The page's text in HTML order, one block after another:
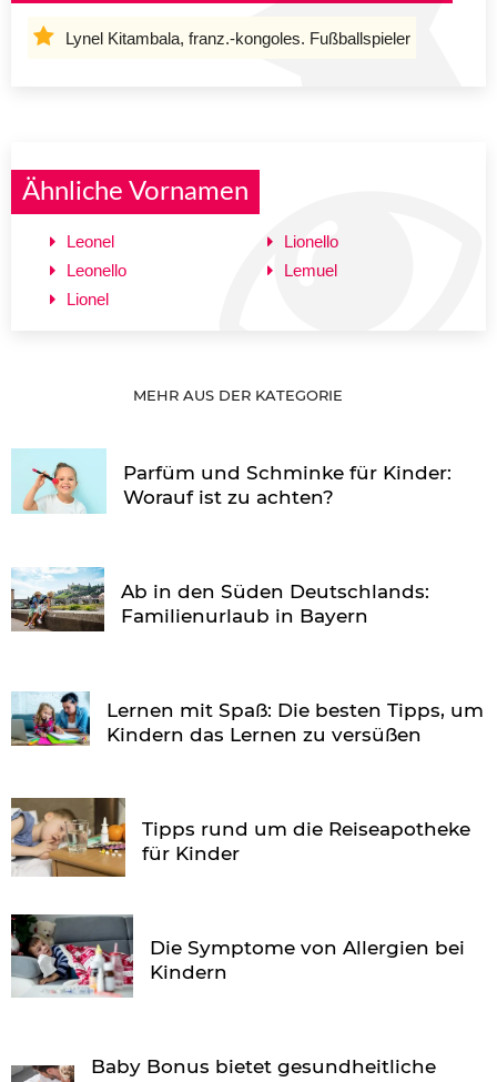
Lynel Kitambala, franz.-kongoles. Fußballspieler
Ähnliche Vornamen
Leonel
Leonello
Lionel
Lionello
Lemuel
MEHR AUS DER KATEGORIE
Parfüm und Schminke für Kinder:
Worauf ist zu achten?
Ab in den Süden Deutschlands:
Familienurlaub in Bayern
Lernen mit Spaß: Die besten Tipps, um
Kindern das Lernen zu versüßen
Tipps rund um die Reiseapotheke
für Kinder
Die Symptome von Allergien bei
Kindern
Baby Bonus bietet gesundheitliche